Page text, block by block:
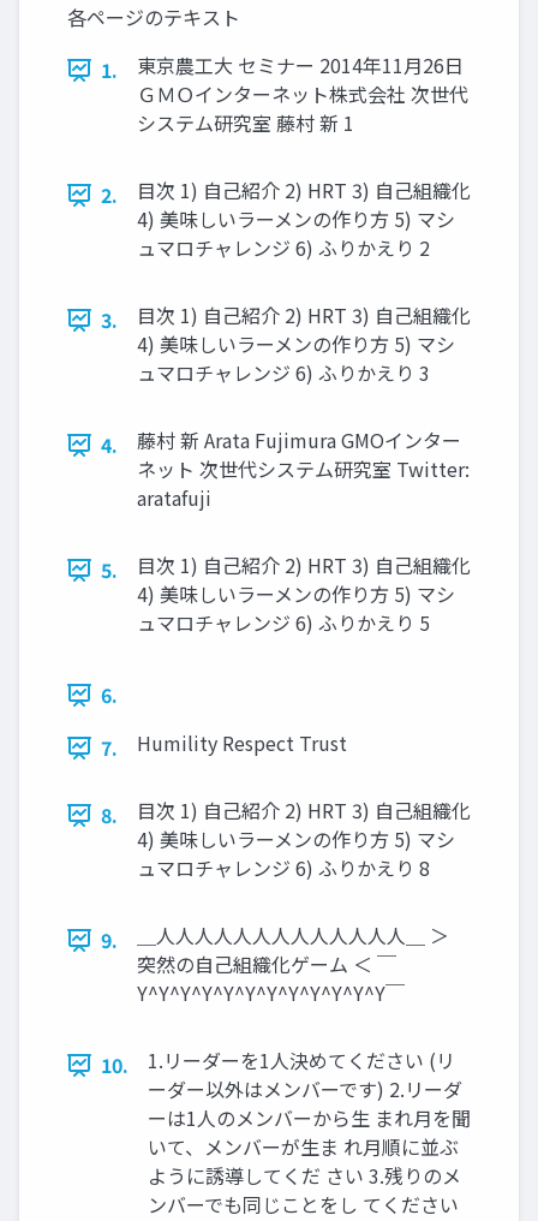
各ページのテキスト
1.
東京農工大 セミナー 2014年11月26日
ＧＭＯインターネット株式会社 次世代
システム研究室 藤村 新 1
2.
目次 1) 自己紹介 2) HRT 3) 自己組織化
4) 美味しいラーメンの作り方 5) マシ
ュマロチャレンジ 6) ふりかえり 2
3.
目次 1) 自己紹介 2) HRT 3) 自己組織化
4) 美味しいラーメンの作り方 5) マシ
ュマロチャレンジ 6) ふりかえり 3
4.
藤村 新 Arata Fujimura GMOインター
ネット 次世代システム研究室 Twitter:
aratafuji
5.
目次 1) 自己紹介 2) HRT 3) 自己組織化
4) 美味しいラーメンの作り方 5) マシ
ュマロチャレンジ 6) ふりかえり 5
6.
7.
Humility Respect Trust
8.
目次 1) 自己紹介 2) HRT 3) 自己組織化
4) 美味しいラーメンの作り方 5) マシ
ュマロチャレンジ 6) ふりかえり 8
9.
＿人人人人人人人人人人人人人＿ ＞
突然の自己組織化ゲーム ＜ ￣
Y^Y^Y^Y^Y^Y^Y^Y^Y^Y^Y^Y￣
10.
1.リーダーを1人決めてください (リ
ーダー以外はメンバーです) 2.リーダ
ーは1人のメンバーから生 まれ月を聞
いて、メンバーが生ま れ月順に並ぶ
ように誘導してくだ さい 3.残りのメ
ンバーでも同じことをし てください